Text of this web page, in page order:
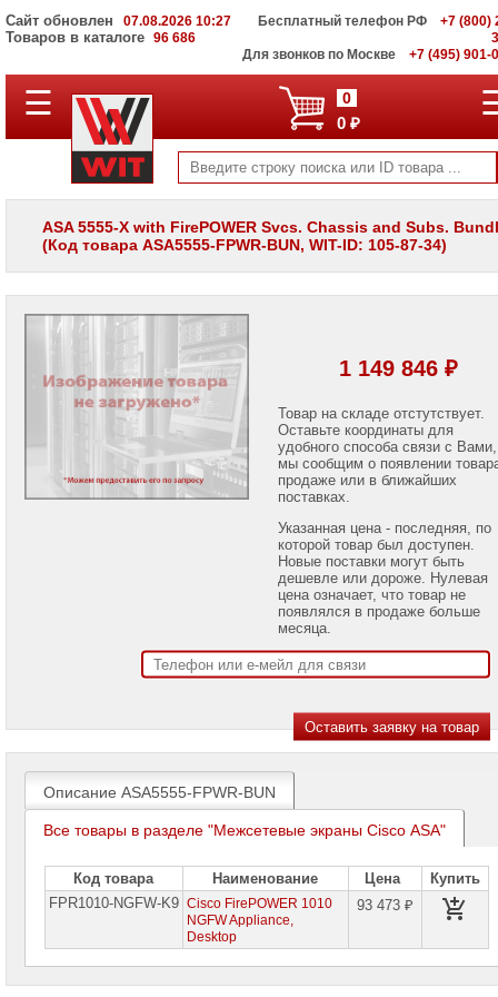
Сайт обновлен 07.08.2026 10:27
Товаров в каталоге 96 686
Бесплатный телефон РФ
+7 (800)
Для звонков по Москве
+7 (495) 901-
ПОЛНЫЙ
КАТАЛОГ
Корпоративные
серверы
WIT
Системы
хранения
VI
и
LCD
панели
Проекторы
лампы
для
Name
Принтеры
плоттеры
МФУ
Серверы
Name
Пассивное
Активное
☰ 0
0 ₽
ASA 5555-X with FirePOWER Svcs. Chassis and Subs.
(Код товара ASA5555-FPWR-BUN, WIT-ID: 105-87-34)
1 149 846 ₽
Товар на складе отстутствует.
Оставьте координаты для
удобного способа связи с Вами,
мы сообщим о появлении
продаже или в ближайших
поставках.
Указанная цена - последняя, по
которой товар был доступен.
Новые поставки могут быть
дешевле или дороже. Нулевая
цена означает, что товар не
появлялся в продаже больше
месяца.
Описание ASA5555-FPWR-BUN
Все товары в разделе "Межсетевые экраны Cisco ASA"
Код товара Наименование Цена
Купить
FPR1010-NGFW-K9 Cisco FirePOWER 1010
NGFW Appliance,
Desktop
93 473 ₽